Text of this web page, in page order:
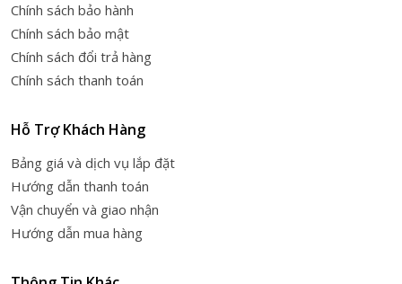
Chính sách bảo hành
Chính sách bảo mật
Chính sách đổi trả hàng
Chính sách thanh toán
Hỗ Trợ Khách Hàng
Bảng giá và dịch vụ lắp đặt
Hướng dẫn thanh toán
Vận chuyển và giao nhận
Hướng dẫn mua hàng